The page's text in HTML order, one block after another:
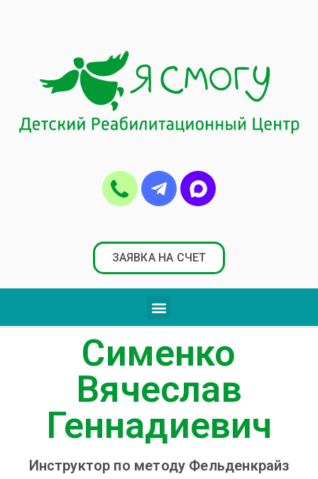
ЗАЯВКА НА СЧЕТ
Сименко
Вячеслав
Геннадиевич
Инструктор по методу Фельденкрайз